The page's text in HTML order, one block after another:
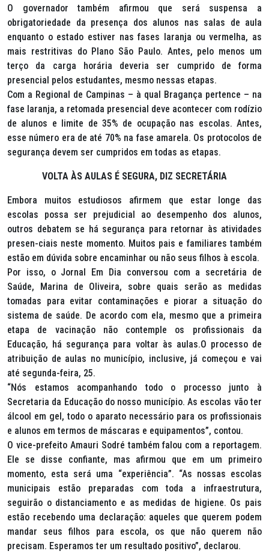
O governador também afirmou que será suspensa a
obrigatoriedade da presença dos alunos nas salas de aula
enquanto o estado estiver nas fases laranja ou vermelha, as
mais restritivas do Plano São Paulo. Antes, pelo menos um
terço da carga horária deveria ser cumprido de forma
presencial pelos estudantes, mesmo nessas etapas.
Com a Regional de Campinas – à qual Bragança pertence – na
fase laranja, a retomada presencial deve acontecer com rodízio
de alunos e limite de 35% de ocupação nas escolas. Antes,
esse número era de até 70% na fase amarela. Os protocolos de
segurança devem ser cumpridos em todas as etapas.
VOLTA ÀS AULAS É SEGURA, DIZ SECRETÁRIA
Embora muitos estudiosos afirmem que estar longe das
escolas possa ser prejudicial ao desempenho dos alunos,
outros debatem se há segurança para retornar às atividades
presen-ciais neste momento. Muitos pais e familiares também
estão em dúvida sobre encaminhar ou não seus filhos à escola.
Por isso, o Jornal Em Dia conversou com a secretária de
Saúde, Marina de Oliveira, sobre quais serão as medidas
tomadas para evitar contaminações e piorar a situação do
sistema de saúde. De acordo com ela, mesmo que a primeira
etapa de vacinação não contemple os profissionais da
Educação, há segurança para voltar às aulas.O processo de
atribuição de aulas no município, inclusive, já começou e vai
até segunda-feira, 25.
“Nós estamos acompanhando todo o processo junto à
Secretaria da Educação do nosso município. As escolas vão ter
álcool em gel, todo o aparato necessário para os profissionais
e alunos em termos de máscaras e equipamentos”, contou.
O vice-prefeito Amauri Sodré também falou com a reportagem.
Ele se disse confiante, mas afirmou que em um primeiro
momento, esta será uma “experiência”. “As nossas escolas
municipais estão preparadas com toda a infraestrutura,
seguirão o distanciamento e as medidas de higiene. Os pais
estão recebendo uma declaração: aqueles que querem podem
mandar seus filhos para escola, os que não querem não
precisam. Esperamos ter um resultado positivo”, declarou.